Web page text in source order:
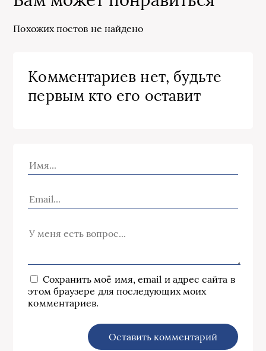
Похожих постов не найдено
Комментариев нет, будьте
первым кто его оставит
Сохранить моё имя, email и адрес сайта в
этом браузере для последующих моих
комментариев.